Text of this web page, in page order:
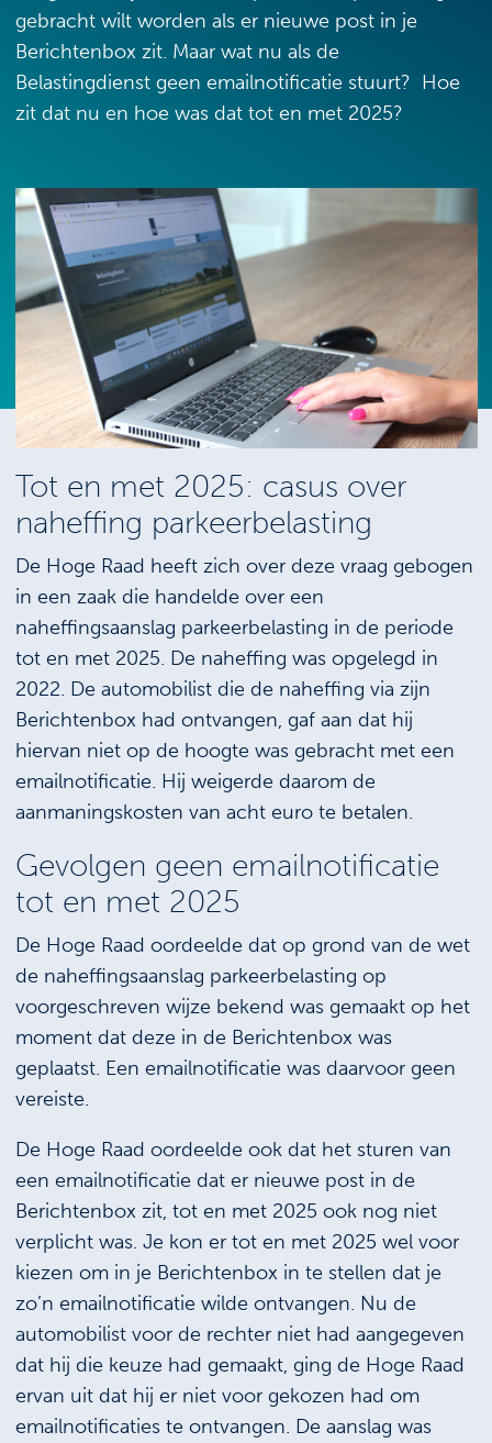
gebracht wilt worden als er nieuwe post in je
Berichtenbox zit. Maar wat nu als de
Belastingdienst geen emailnotificatie stuurt? Hoe
zit dat nu en hoe was dat tot en met 2025?
Tot en met 2025: casus over
naheffing parkeerbelasting
De Hoge Raad heeft zich over deze vraag gebogen
in een zaak die handelde over een
naheffingsaanslag parkeerbelasting in de periode
tot en met 2025. De naheffing was opgelegd in
2022. De automobilist die de naheffing via zijn
Berichtenbox had ontvangen, gaf aan dat hij
hiervan niet op de hoogte was gebracht met een
emailnotificatie. Hij weigerde daarom de
aanmaningskosten van acht euro te betalen.
Gevolgen geen emailnotificatie
tot en met 2025
De Hoge Raad oordeelde dat op grond van de wet
de naheffingsaanslag parkeerbelasting op
voorgeschreven wijze bekend was gemaakt op het
moment dat deze in de Berichtenbox was
geplaatst. Een emailnotificatie was daarvoor geen
vereiste.
De Hoge Raad oordeelde ook dat het sturen van
een emailnotificatie dat er nieuwe post in de
Berichtenbox zit, tot en met 2025 ook nog niet
verplicht was. Je kon er tot en met 2025 wel voor
kiezen om in je Berichtenbox in te stellen dat je
zo’n emailnotificatie wilde ontvangen. Nu de
automobilist voor de rechter niet had aangegeven
dat hij die keuze had gemaakt, ging de Hoge Raad
ervan uit dat hij er niet voor gekozen had om
emailnotificaties te ontvangen. De aanslag was